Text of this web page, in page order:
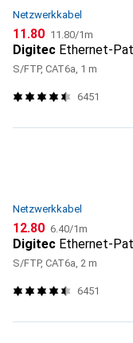
Netzwerkkabel
CHF
11.80 CHF
11.80/1m
Digitec Ethernet-
S/FTP, CAT6a, 1 m
6451
Netzwerkkabel
CHF
12.80 CHF
6.40/1m
Digitec Ethernet-
S/FTP, CAT6a, 2 m
6451